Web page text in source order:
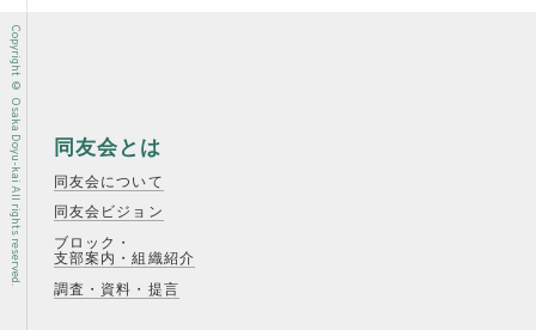
同友会とは
同友会について
同友会ビジョン
ブロック・
支部案内・組織紹介
調査・資料・提言
Copyright © Osaka Doyu-kai All rights reserved.